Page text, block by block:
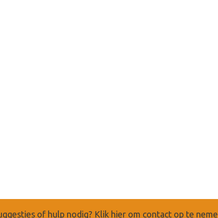
of hulp nodig? Klik hier om contact op te